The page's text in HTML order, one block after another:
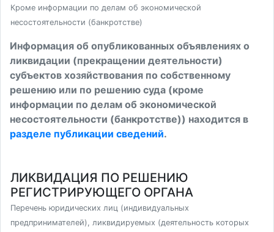
Кроме информации по делам об экономической
несостоятельности (банкротстве)
Информация об опубликованных объявлениях о
ликвидации (прекращении деятельности)
субъектов хозяйствования по собственному
решению или по решению суда (кроме
информации по делам об экономической
несостоятельности (банкротстве)) находится в
разделе публикации сведений.
ЛИКВИДАЦИЯ ПО РЕШЕНИЮ
РЕГИСТРИРУЮЩЕГО ОРГАНА
Перечень юридических лиц (индивидуальных
предпринимателей), ликвидируемых (деятельность которых